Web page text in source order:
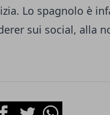
Lo spagnolo è
sui social, alla
TwitterWhatsapp